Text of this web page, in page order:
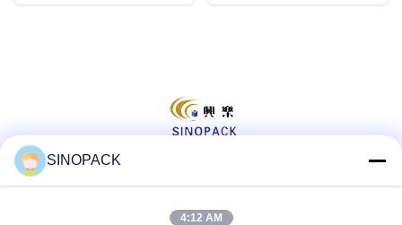
SINOPACK
4:12 AM